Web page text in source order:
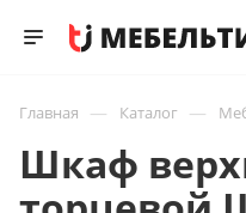
Главная — Каталог —
Шкаф